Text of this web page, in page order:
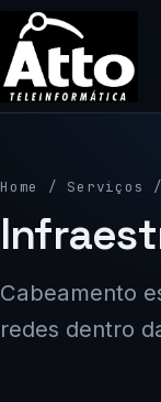
Home / Serviços
Cabeamento
redes dentro